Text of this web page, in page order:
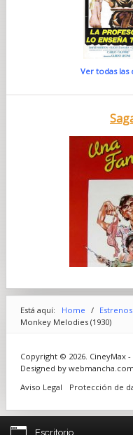
Ver todas las
Está aquí: Home / Estrenos
Monkey Melodies (1930)
Copyright © 2026. CineyMax
Designed by webmancha.com
Aviso Legal
Protección de
Escritorio